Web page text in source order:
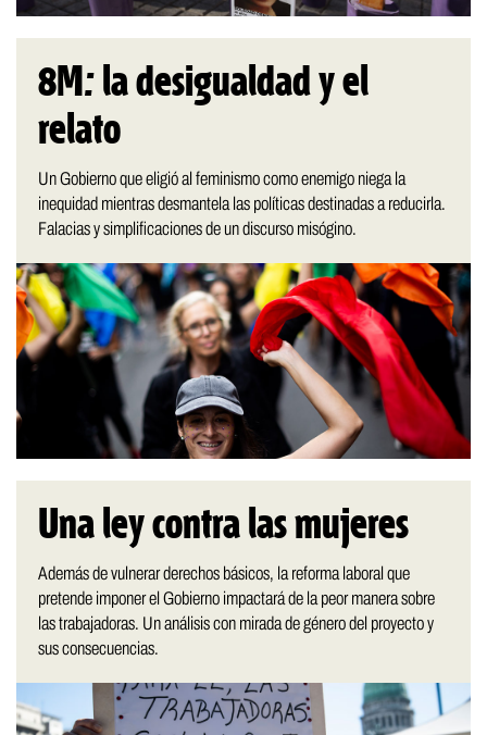
8M: la desigualdad y el
relato
Un Gobierno que eligió al feminismo como enemigo niega la
inequidad mientras desmantela las políticas destinadas a reducirla.
Falacias y simplificaciones de un discurso misógino.
Una ley contra las mujeres
Además de vulnerar derechos básicos, la reforma laboral que
pretende imponer el Gobierno impactará de la peor manera sobre
las trabajadoras. Un análisis con mirada de género del proyecto y
sus consecuencias.